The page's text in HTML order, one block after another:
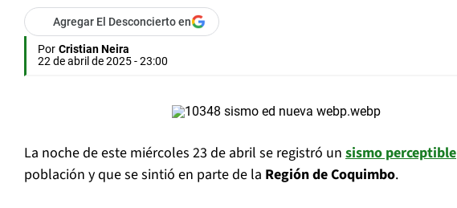
Agregar El Desconcierto en
Por Cristian Neira
22 de abril de 2025 - 23:00
La noche de este miércoles 23 de abril se registró un sismo perceptible
población y que se sintió en parte de la Región de Coquimbo.